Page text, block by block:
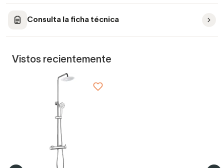
Consulta la ficha técnica
Vistos recientemente